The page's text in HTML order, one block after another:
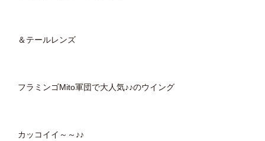
＆テールレンズ
フラミンゴMito軍団で大人気♪♪のウイング
カッコイイ～～♪♪